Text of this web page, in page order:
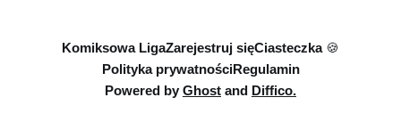
Komiksowa LigaZarejestruj sięCiasteczka 🍪
Polityka prywatnościRegulamin
Powered by Ghost and Diffico.